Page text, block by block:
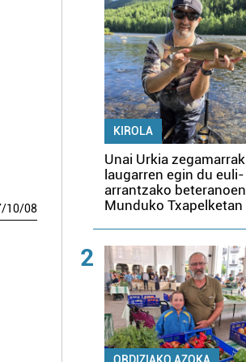
/10/08
KIROLA
Unai Urkia zegamarrak
laugarren egin du euli-
arrantzako beteranoen
Munduko Txapelketan
2